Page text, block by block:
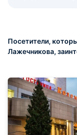
Посетители,
Лажечникова,